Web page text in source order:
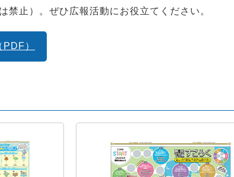
止）。ぜひ広報活動にお役立てください。
）